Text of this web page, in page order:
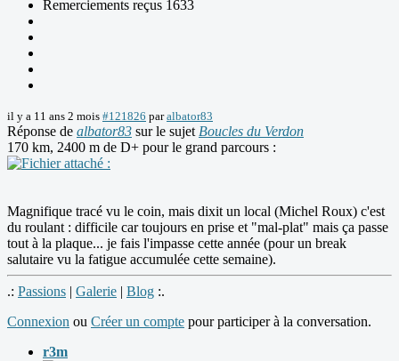
Remerciements reçus 1633
il y a 11 ans 2 mois #121826 paralbator83
Réponse de albator83 sur le sujet Boucles du Verdon
170 km, 2400 m de D+ pour le grand parcours :
Magnifique tracé vu le coin, mais dixit un local (Michel Roux) c'est
du roulant : difficile car toujours en prise et "mal-plat" mais ça passe
tout à la plaque... je fais l'impasse cette année (pour un break
salutaire vu la fatigue accumulée cette semaine).
.: Passions | Galerie | Blog :.
Connexion ou Créer un compte pour participer à la conversation.
r3m